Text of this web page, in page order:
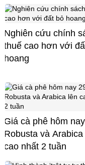
Nghiên cứu chính
thuế cao hơn với
hoang
Giá cà phê hôm
Robusta và Arabica
cao nhất 2 tuần